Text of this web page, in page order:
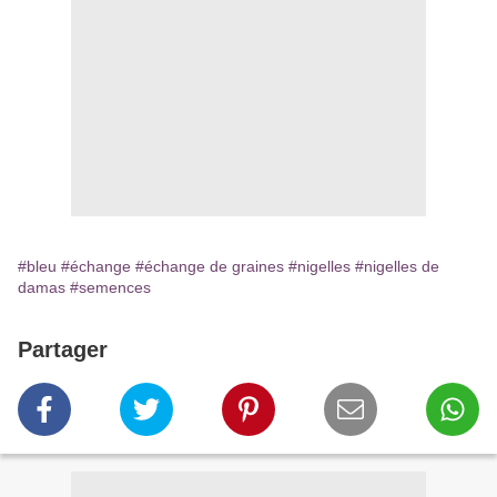
#bleu #échange #échange de graines #nigelles #nigelles de
damas #semences
Partager